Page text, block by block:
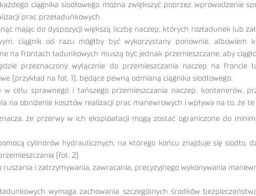
ciągnika siodłowego można zwiększyć poprzez wprowadzenie
prac przeładunkowych.
mając do dyspozycji większą liczbę naczep, których rozładunek lub
ciągnik od razu mógłby być wykorzystany ponownie, albowiem
na frontach ładunkowych muszą być jednak przemieszczane, aby
przeznaczony wyłącznie do przemieszczania naczep na froncie
(przykład na fot. 1), będące pewną odmianą ciągnika siodłowego.
w celu sprawnego i tańszego przemieszczania naczep, kontenerów,
na obniżenie kosztów realizacji prac manewrowych i wpływa na to, że te
że przerwy w ich eksploatacji mogą zostać ograniczone do
cylindrów hydraulicznych, na którego końcu znajduje się siodło,
(fot. 2)
i zatrzymywania, zawracania, precyzyjnego wykonywania
wymaga zachowania szczególnych środków